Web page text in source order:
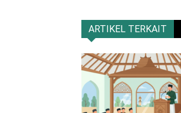
ARTIKEL TERKAIT